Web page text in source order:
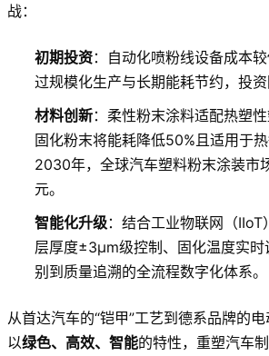
战：
初期投资：自动化喷粉线设备成本
过规模化生产与长期能耗节约，投资
材料创新：柔性粉末涂料适配热塑
固化粉末将能耗降低50%且适用于
2030年，全球汽车塑料粉末涂装市
元。
智能化升级：结合工业物联网（
层厚度±3μm级控制、固化温度实时
别到质量追溯的全流程数字化体系。
从首达汽车的“铠甲”工艺到德系品牌的
以绿色、高效、智能的特性，重塑汽车